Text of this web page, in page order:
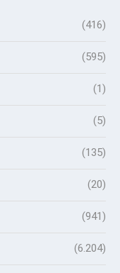
(416)
(595)
(1)
(5)
(135)
(20)
(941)
(6.204)